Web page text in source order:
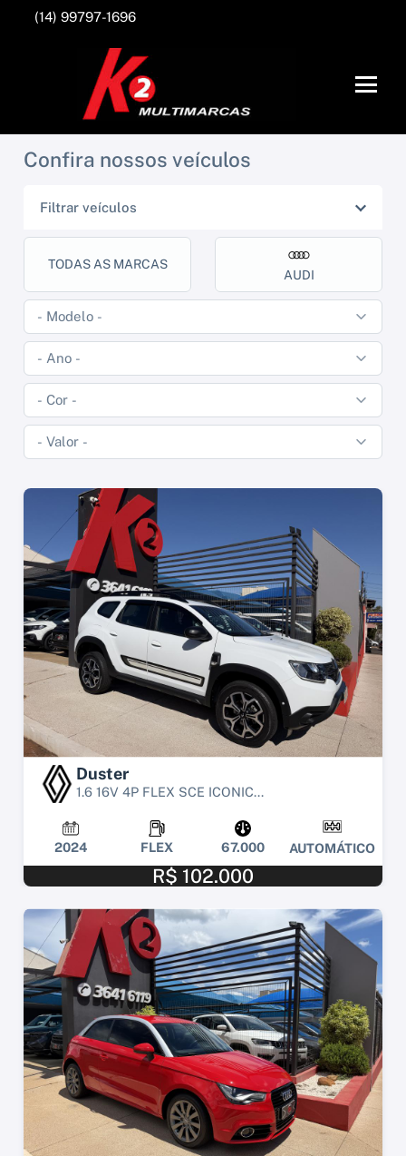
(14) 99797-1696
Confira nossos veículos
Filtrar veículos
TODAS AS MARCAS
AUDI
Duster
1.6 16V 4P FLEX SCE ICONIC...
2024 FLEX 67.000 AUTOMÁTICO
R$ 102.000